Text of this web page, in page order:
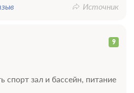
Источник
9
спорт зал и бассейн, питание